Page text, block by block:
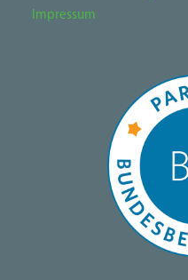
Impressum